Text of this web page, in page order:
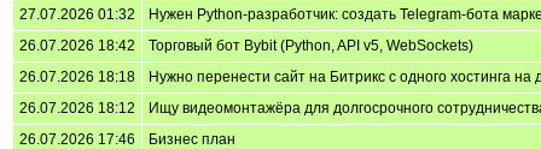
27.07.2026 01:32
Нужен Python-разработчик: создать Telegram-бота
26.07.2026 18:42
Торговый бот Bybit (Python, API v5, WebSockets)
26.07.2026 18:18
Нужно перенести сайт на Битрикс с одного хостинга на
26.07.2026 18:12
Ищу видеомонтажёра для долгосрочного
26.07.2026 17:46
Бизнес план